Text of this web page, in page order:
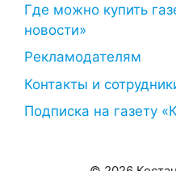
Где можно купить
новости»
Рекламодателям
Контакты и
Подписка на газету